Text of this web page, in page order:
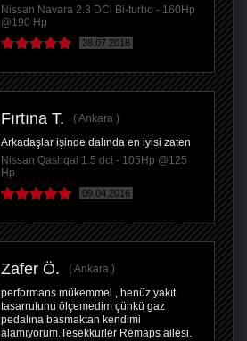
Nissan Navara 2.3 DCi Bi-turbo - 160Hp
@190 Hp
28.07.2018
Fırtına T.
Ankara
Arkadaşlar işinde dalında en iyisi zaten
Nissan Qashqai 1.5 dci - 105Hp @125
Hp
09.04.2016
Zafer Ö.
Ankara
performans mükemmel , henüz yakıt
tasarrufunu ölçemedim çünkü gaz
pedalına basmaktan kendimi
alamıyorum.Tesekkurler Remaps ailesi.